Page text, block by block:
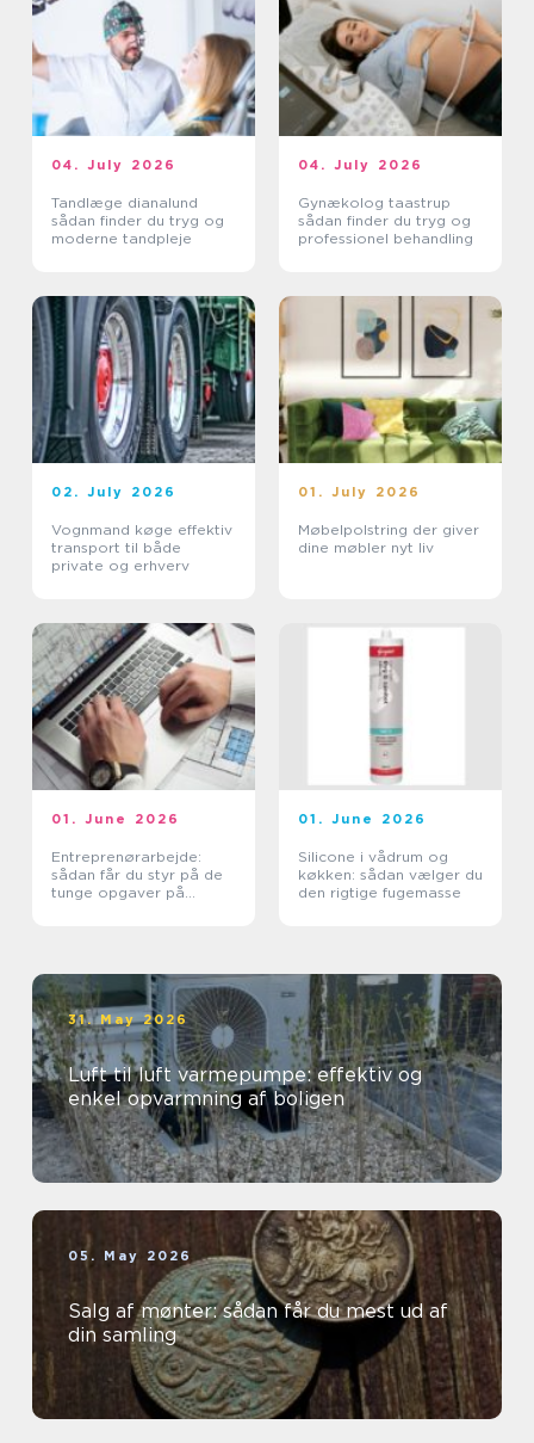
04. July 2026
Tandlæge dianalund
sådan finder du tryg og
moderne tandpleje
04. July 2026
Gynækolog taastrup
sådan finder du tryg og
professionel behandling
02. July 2026
Vognmand køge effektiv
transport til både
private og erhverv
01. July 2026
Møbelpolstring der giver
dine møbler nyt liv
01. June 2026
Entreprenørarbejde:
sådan får du styr på de
tunge opgaver på
01. June 2026
Silicone i vådrum og
køkken: sådan vælger du
den rigtige fugemasse
31. May 2026
Luft til luft varmepumpe: effektiv og
enkel opvarmning af boligen
05. May 2026
Salg af mønter: sådan får du mest ud af
din samling